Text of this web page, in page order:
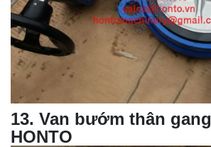
13. Van bướm thân gang
HONTO